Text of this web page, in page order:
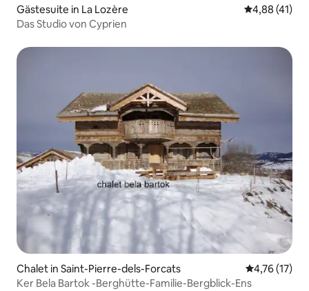
Gästesuite in La Lozère
4,88 (41)
Das Studio von Cyprien
Chalet in Saint-Pierre-dels-Forcats
4,76 (17)
Ker Bela Bartok -Berghütte-Familie-Bergblick-Ens